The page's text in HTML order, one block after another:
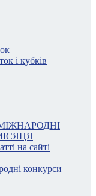
і кубків
на сайті
конкурси